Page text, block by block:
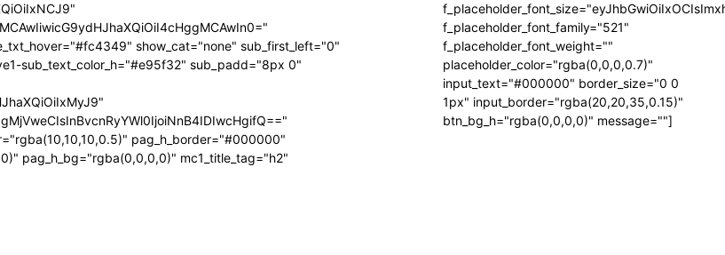
show_cat="none" sub_first_left="0"
sub_text_color_h="#e95f32" sub_padd="8px 0"
pag_h_border="#000000"
pag_h_bg="rgba(0,0,0,0)" mc1_title_tag="h2"
f_placeholder_font_family="521"
f_placeholder_font_weight=""
placeholder_color="rgba(0,0,0,0.7)"
input_text="#000000" border_size="0 0
1px" input_border="rgba(20,20,35,0.15)"
btn_bg_h="rgba(0,0,0,0)" message=""]